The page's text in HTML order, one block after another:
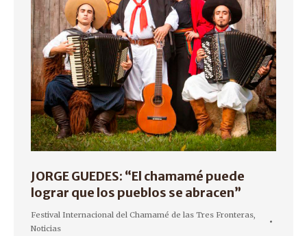
JORGE GUEDES: “El chamamé puede
lograr que los pueblos se abracen”
Festival Internacional del Chamamé de las Tres Fronteras
Noticias